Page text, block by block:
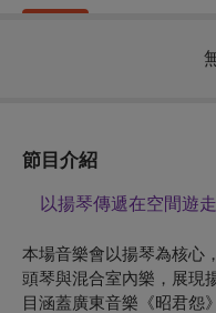
節目介紹
以揚琴傳遞在空間遊
本場音樂會以揚琴為核心
頭琴與混合室內樂，展現
目涵蓋廣東音樂《昭君怨